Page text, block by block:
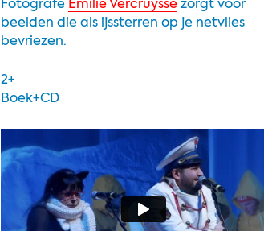
Fotografe Emilie Vercruyssezorgt voor
beelden die als ijssterren op je netvlies
bevriezen.
2+
Boek+CD